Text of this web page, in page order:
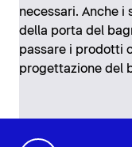
necessari. Anche i
della porta del
passare i prodotti
progettazione del